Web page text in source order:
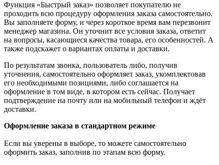
Функция «Быстрый заказ» позволяет покупателю не
проходить всю процедуру оформления заказа самостоятельно.
Вы заполняете форму, и через короткое время вам перезвонит
менеджер магазина. Он уточнит все условия заказа, ответит
на вопросы, касающиеся качества товара, его особенностей. А
также подскажет о вариантах оплаты и доставки.
По результатам звонка, пользователь либо, получив
уточнения, самостоятельно оформляет заказ, укомплектовав
его необходимыми позициями, либо соглашается на
оформление в том виде, в котором есть сейчас. Получает
подтверждение на почту или на мобильный телефон и ждёт
доставки.
Оформление заказа в стандартном режиме
Если вы уверены в выборе, то можете самостоятельно
оформить заказ, заполнив по этапам всю форму.